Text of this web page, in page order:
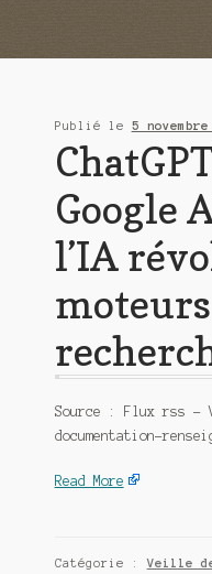
Qui sommes-nous ?
Publié le 5 novembre
Google
l’IA
Source : Flux rss –
documentation-
Read More
Catégorie :Veille